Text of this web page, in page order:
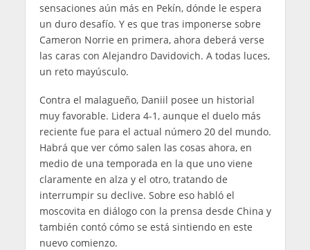
sensaciones aún más en Pekín, dónde le espera
un duro desafío. Y es que tras imponerse sobre
Cameron Norrie en primera, ahora deberá verse
las caras con Alejandro Davidovich. A todas luces,
un reto mayúsculo.
Contra el malagueño, Daniil posee un historial
muy favorable. Lidera 4-1, aunque el duelo más
reciente fue para el actual número 20 del mundo.
Habrá que ver cómo salen las cosas ahora, en
medio de una temporada en la que uno viene
claramente en alza y el otro, tratando de
interrumpir su declive. Sobre eso habló el
moscovita en diálogo con la prensa desde China y
también contó cómo se está sintiendo en este
nuevo comienzo.